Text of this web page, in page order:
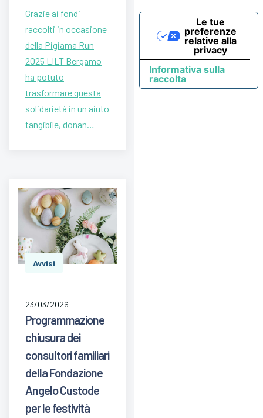
Grazie ai fondi
raccolti in occasione
della Pigiama Run
2025 LILT Bergamo
ha potuto
trasformare questa
solidarietà in un aiuto
tangibile, donan…
Avvisi
23/03/2026
Programmazione
chiusura dei
consultori familiari
della Fondazione
Angelo Custode
per le festività
Informativa sulla
raccolta
Le tue
preferenze
relative alla
privacy